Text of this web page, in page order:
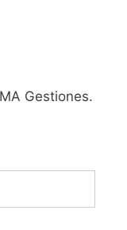
Gestiones.